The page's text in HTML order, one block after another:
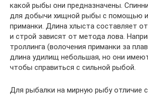
какой рыбы они предназначены.
для добычи хищной рыбы с помощью
приманки. Длина хлыста составляет
и строй зависят от метода лова.
троллинга (волочения приманки за
длина удилищ небольшая, но они
чтобы справиться с сильной рыбой.
Для рыбалки на мирную рыбу отличие